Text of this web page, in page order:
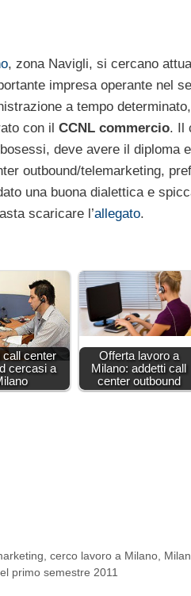
, zona Navigli, si cercano
impresa operante nel
a tempo
con il CCNL commercio. Il
deve avere il diploma
outbound/telemarketing,
una buona dialettica e
scaricare l’allegato.
call center
cercasi a
Offerta lavoro a
Milano: addetti call
center outbound
,cerco lavoro a Milano
primo semestre 2011